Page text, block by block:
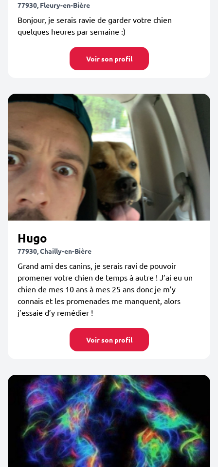
77930, Fleury-en-Bière
Bonjour, je serais ravie de garder votre chien
quelques heures par semaine :)
Voir son profil
Hugo
77930, Chailly-en-Bière
Grand ami des canins, je serais ravi de pouvoir
promener votre chien de temps à autre ! J’ai eu un
chien de mes 10 ans à mes 25 ans donc je m’y
connais et les promenades me manquent, alors
j’essaie d’y remédier !
Voir son profil